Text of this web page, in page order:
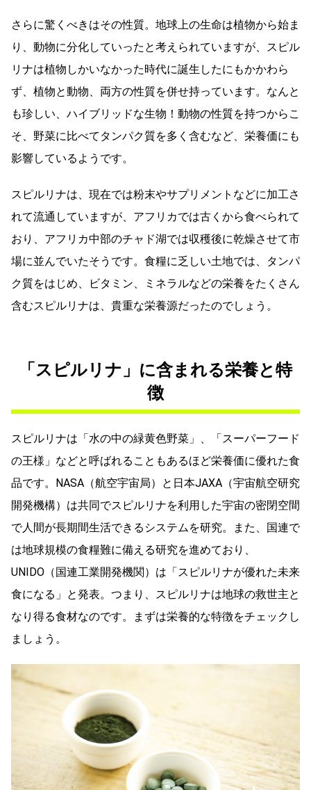
さらに驚くべきはその性質。地球上の生命は植物から始ま
り、動物に分化していったと考えられていますが、スピル
リナは植物しかいなかった時代に誕生したにもかかわら
ず、植物と動物、両方の性質を併せ持っています。なんと
も珍しい、ハイブリッドな生物！動物の性質を持つからこ
そ、野菜に比べてタンパク質を多く含むなど、栄養価にも
影響しているようです。
スピルリナは、現在では粉末やサプリメントなどに加工さ
れて流通していますが、アフリカでは古くから食べられて
おり、アフリカ中部のチャド湖では収穫後に乾燥させて市
場に並んでいたそうです。食糧に乏しい土地では、タンパ
ク質をはじめ、ビタミン、ミネラルなどの栄養をたくさん
含むスピルリナは、貴重な栄養源だったのでしょう。
「スピルリナ」に含まれる栄養と特
徴
スピルリナは「水の中の緑黄色野菜」、「スーパーフード
の王様」などと呼ばれることもあるほど栄養価に優れた食
品です。NASA（航空宇宙局）と日本JAXA（宇宙航空研究
開発機構）は共同でスピルリナを利用した宇宙の密閉空間
で人間が長期間生活できるシステムを研究。また、国連で
は地球規模の食糧難に備える研究を進めており、
UNIDO（国連工業開発機関）は「スピルリナが優れた未来
食になる」と発表。つまり、スピルリナは地球の救世主と
なり得る食材なのです。まずは栄養的な特徴をチェックし
ましょう。